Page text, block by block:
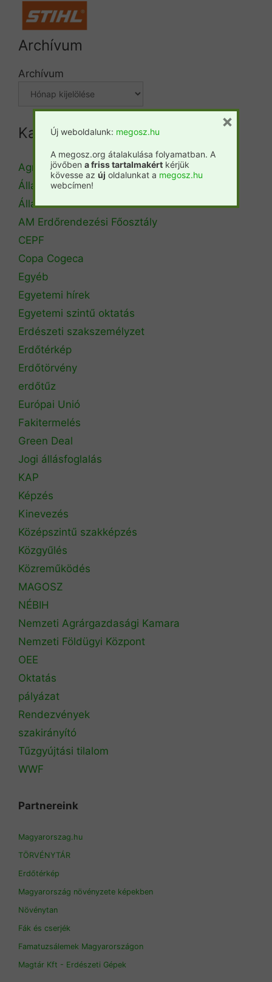
Archívum
Archívum
Kategóriák
Agrárminisztérium
Állásbörze
Álláshirdetés
AM Erdőrendezési Főosztály
CEPF
Copa Cogeca
Egyéb
Egyetemi hírek
Egyetemi szintű oktatás
Erdészeti szakszemélyzet
Erdőtérkép
Erdőtörvény
erdőtűz
Európai Unió
Fakitermelés
Green Deal
Jogi állásfoglalás
KAP
Képzés
Kinevezés
Középszintű szakképzés
Közgyűlés
Közreműködés
MAGOSZ
NÉBIH
Nemzeti Agrárgazdasági Kamara
Nemzeti Földügyi Központ
OEE
Oktatás
pályázat
Rendezvények
szakirányító
Tűzgyújtási tilalom
WWF
Partnereink
Magyarorszag.hu
TÖRVÉNYTÁR
Erdőtérkép
Magyarország növényzete képekben
Növénytan
Fák és cserjék
Famatuzsálemek Magyarországon
Magtár Kft - Erdészeti Gépek
Új weboldalunk: megosz.hu
A megosz.org átalakulása folyamatban. A
jövőben a friss tartalmakért kérjük
kövesse az új oldalunkat a megosz.hu
webcímen!
×